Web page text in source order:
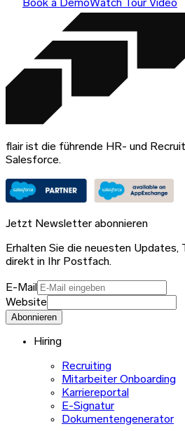
Book a DemoWatch Tour Video
flair ist die führende HR- und
Salesforce.
Jetzt Newsletter abonnieren
Erhalten Sie die neuesten Updates,
direkt in Ihr Postfach.
E-Mail
Website
Abonnieren
Hiring
Recruiting
Mitarbeiter Onboarding
Karriereportal
E-Signatur
Dokumentengenerator